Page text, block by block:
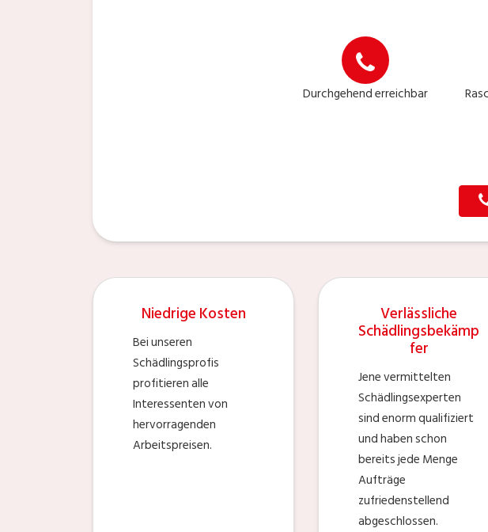
Durchgehend erreichbar
Niedrige Kosten
Bei unseren
Schädlingsprofis
profitieren alle
Interessenten von
hervorragenden
Arbeitspreisen.
Verlässliche
Schädlingsbekämp
fer
Jene vermittelten
Schädlingsexperten
sind enorm qualifiziert
und haben schon
bereits jede Menge
Aufträge
zufriedenstellend
abgeschlossen.